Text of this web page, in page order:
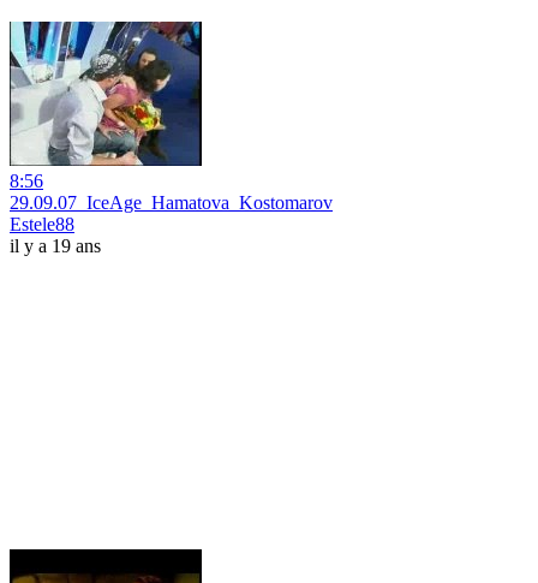
8:56
29.09.07_IceAge_Hamatova_Kostomarov
Estele88
il y a 19 ans